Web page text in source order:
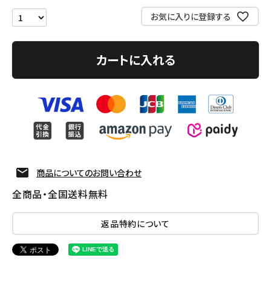
ACCOUNT MENU
ようこそ ゲスト 様
person
Follow us
お気に入りに登録する
カートに入れる
商品についてのお問い合わせ
全商品・全国送料無料
返品特約について